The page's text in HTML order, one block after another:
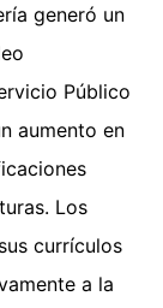
generó un
Público
aumento en
Los
currículos
a la